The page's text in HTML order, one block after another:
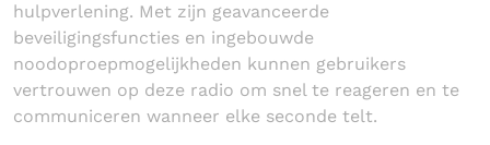
hulpverlening. Met zijn geavanceerde
beveiligingsfuncties en ingebouwde
noodoproepmogelijkheden kunnen gebruikers
vertrouwen op deze radio om snel te reageren en te
communiceren wanneer elke seconde telt.